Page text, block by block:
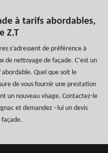
à tarifs abordables,
Z.T
s’adressent de préférence à
de nettoyage de façade. C’est un
Quel que soit le
de vous fournir une prestation
un nouveau visage. Contactez-le
et demandez –lui un devis